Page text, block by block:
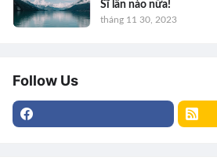
Sĩ lần nào nữa!
tháng 11 30, 2023
Follow Us